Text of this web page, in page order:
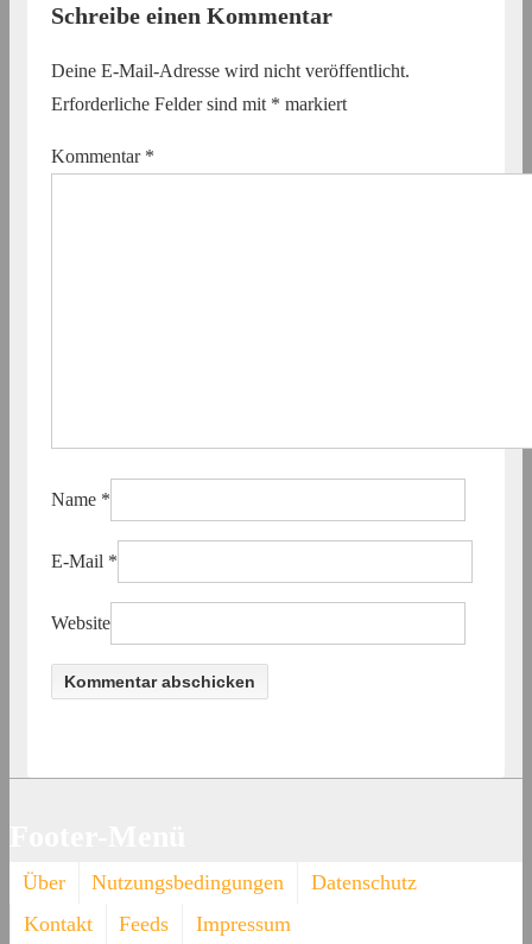
Schreibe einen Kommentar
Deine E-Mail-Adresse wird nicht veröffentlicht.
Erforderliche Felder sind mit * markiert
Kommentar *
Name *
E-Mail *
Website
Über Nutzungsbedingungen
Datenschutz
Kontakt
Feeds Impressum